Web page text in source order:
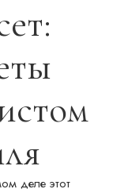
деле этот